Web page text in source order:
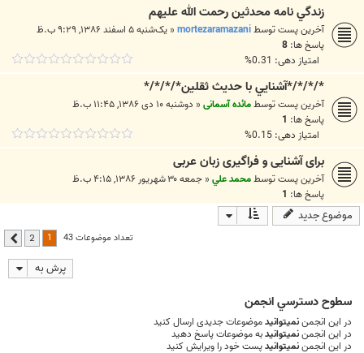
زندگي نامه محدثين رحمت الله عليهم
آخرین پست توسطmortezaramazani
« یک‌شنبه ۵ اسفند ۱۳۸۶, ۹:۲۹ ب.ظ
پاسخ ها: 8
امتیاز دهی: 0.31%
*/*/*/*آشنايي با حديث ثقلين*/*/*/*
آخرین پست توسطمائده آسمانی« دوشنبه ۱۰ دی ۱۳۸۶, ۱۱:۴۵ ب.ظ
پاسخ ها: 1
امتیاز دهی: 0.15%
برای آشنایی و فراگیری زبان عربی
آخرین پست توسطمحمد علي« جمعه ۳۰ شهریور ۱۳۸۶, ۴:۱۵ ب.ظ
پاسخ ها: 1
موضوع جدید
تعداد موضوعات 43 2 بعدی
پرش به
سطوح دسترسي انجمن
در این انجمننمیتوانیدموضوعات جدیدی ارسال کنید
در این انجمننمیتوانیدبه موضوعات پاسخ دهید
در این انجمننمیتوانیدپست خود را ویرایش کنید